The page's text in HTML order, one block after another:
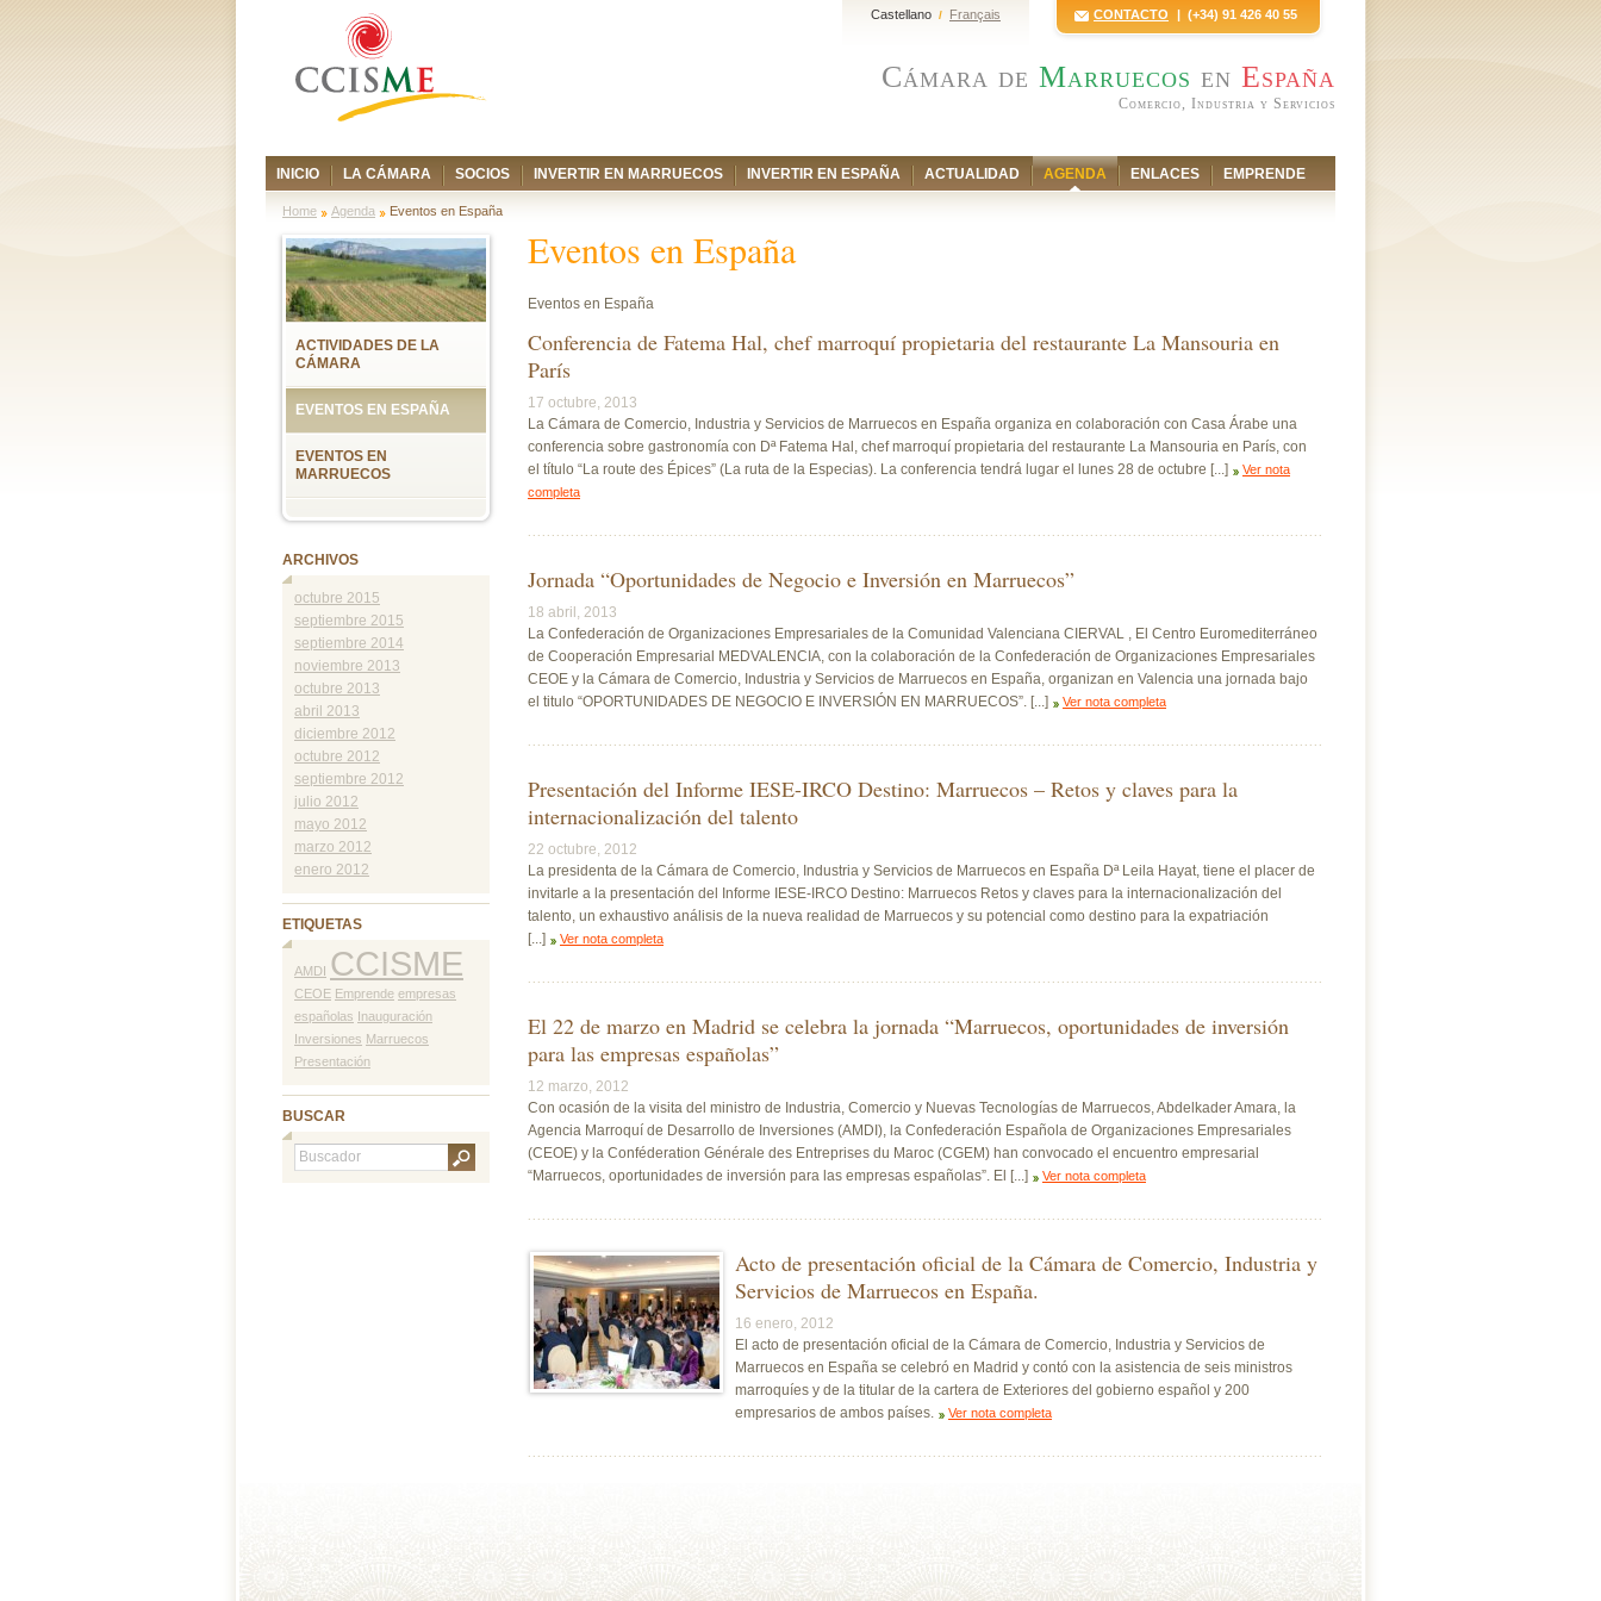
CONTACTO | (+34) 91 426 40 55
Castellano / Français
Cámara de Marruecos en España
Comercio, Industria y Servicios
INICIO LA CÁMARA SOCIOS INVERTIR EN MARRUECOS INVERTIR EN ESPAÑA ACTUALIDAD AGENDA ENLACES EMPRENDE
Home Agenda Eventos en España
Eventos en España
Eventos en España
Conferencia de Fatema Hal, chef marroquí propietaria del restaurante La Mansouria en
París
17 octubre, 2013
La Cámara de Comercio, Industria y Servicios de Marruecos en España organiza en colaboración con Casa Árabe una
conferencia sobre gastronomía con Dª Fatema Hal, chef marroquí propietaria del restaurante La Mansouria en París, con
el título “La route des Épices” (La ruta de la Especias). La conferencia tendrá lugar el lunes 28 de octubre [...]
Ver nota
completa
Jornada “Oportunidades de Negocio e Inversión en Marruecos”
18 abril, 2013
La Confederación de Organizaciones Empresariales de la Comunidad Valenciana CIERVAL , El Centro Euromediterráneo
de Cooperación Empresarial MEDVALENCIA, con la colaboración de la Confederación de Organizaciones Empresariales
CEOE y la Cámara de Comercio, Industria y Servicios de Marruecos en España, organizan en Valencia una jornada bajo
el titulo “OPORTUNIDADES DE NEGOCIO E INVERSIÓN EN MARRUECOS”. [...]
Ver nota completa
Presentación del Informe IESE-IRCO Destino: Marruecos – Retos y claves para la
internacionalización del talento
22 octubre, 2012
La presidenta de la Cámara de Comercio, Industria y Servicios de Marruecos en España Dª Leila Hayat, tiene el placer de
invitarle a la presentación del Informe IESE-IRCO Destino: Marruecos Retos y claves para la internacionalización del
talento, un exhaustivo análisis de la nueva realidad de Marruecos y su potencial como destino para la expatriación
[...]
Ver nota completa
El 22 de marzo en Madrid se celebra la jornada “Marruecos, oportunidades de inversión
para las empresas españolas”
12 marzo, 2012
Con ocasión de la visita del ministro de Industria, Comercio y Nuevas Tecnologías de Marruecos, Abdelkader Amara, la
Agencia Marroquí de Desarrollo de Inversiones (AMDI), la Confederación Española de Organizaciones Empresariales
(CEOE) y la Conféderation Générale des Entreprises du Maroc (CGEM) han convocado el encuentro empresarial
“Marruecos, oportunidades de inversión para las empresas españolas”. El [...]
Ver nota completa
Acto de presentación oficial de la Cámara de Comercio, Industria y
Servicios de Marruecos en España.
16 enero, 2012
El acto de presentación oficial de la Cámara de Comercio, Industria y Servicios de
Marruecos en España se celebró en Madrid y contó con la asistencia de seis ministros
marroquíes y de la titular de la cartera de Exteriores del gobierno español y 200
empresarios de ambos países.
Ver nota completa
ACTIVIDADES DE LA
CÁMARA
EVENTOS EN ESPAÑA
EVENTOS EN
MARRUECOS
ARCHIVOS
octubre 2015
septiembre 2015
septiembre 2014
noviembre 2013
octubre 2013
abril 2013
diciembre 2012
octubre 2012
septiembre 2012
julio 2012
mayo 2012
marzo 2012
enero 2012
ETIQUETAS
AMDI CCISME
CEOE Emprende empresas
españolas Inauguración
Inversiones Marruecos
Presentación
BUSCAR